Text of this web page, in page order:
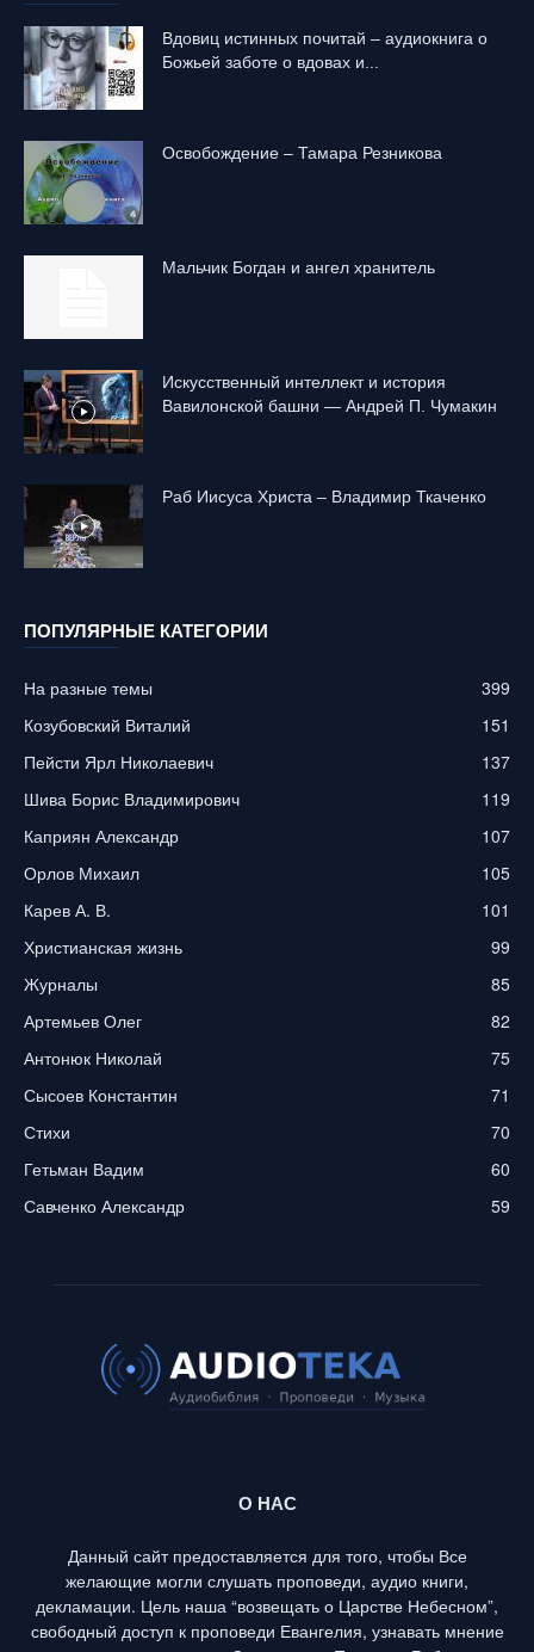
Вдовиц истинных почитай – аудиокнига о
Божьей заботе о вдовах и...
Освобождение – Тамара Резникова
Mальчик Богдан и ангел хранитель
Искусственный интеллект и история
Вавилонской башни — Андрей П. Чумакин
Раб Иисуса Христа – Владимир Ткаченко
ПОПУЛЯРНЫЕ КАТЕГОРИИ
На разные темы
399
Козубовский Виталий
151
Пейсти Ярл Николаевич
137
Шива Борис Владимирович
119
Каприян Александр
107
Орлов Михаил
105
Карев А. В.
101
Христианская жизнь
99
Журналы
85
Артемьев Олег
82
Антонюк Николай
75
Сысоев Константин
71
Стихи
70
Гетьман Вадим
60
Савченко Александр
59
О НАС
Данный сайт предоставляется для того, чтобы Все
желающие могли слушать проповеди, аудио книги,
декламации. Цель наша “возвещать о Царстве Небесном”,
свободный доступ к проповеди Евангелия, узнавать мнение